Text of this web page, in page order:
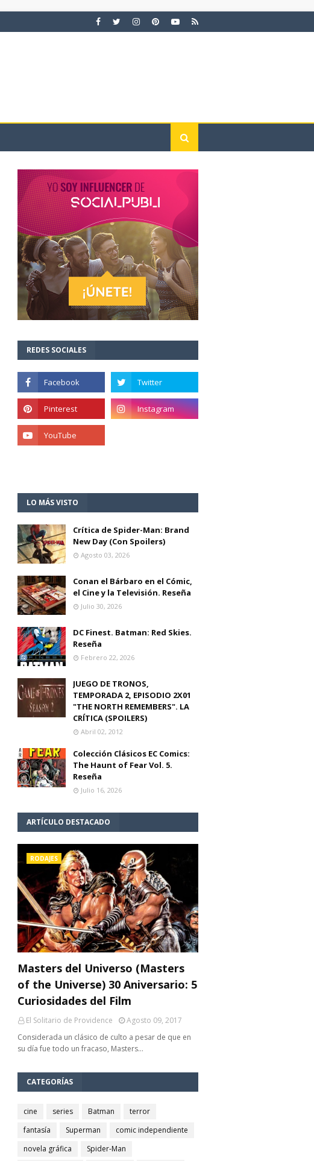
REDES SOCIALES
LO MÁS VISTO
Crítica de Spider-Man: Brand
New Day (Con Spoilers)
Agosto 03, 2026
Conan el Bárbaro en el Cómic,
el Cine y la Televisión. Reseña
Julio 30, 2026
DC Finest. Batman: Red Skies.
Reseña
Febrero 22, 2026
JUEGO DE TRONOS,
TEMPORADA 2, EPISODIO 2X01
"THE NORTH REMEMBERS". LA
CRÍTICA (SPOILERS)
Abril 02, 2012
Colección Clásicos EC Comics:
The Haunt of Fear Vol. 5.
Reseña
Julio 16, 2026
ARTÍCULO DESTACADO
RODAJES
Masters del Universo (Masters
of the Universe) 30 Aniversario: 5
Curiosidades del Film
El Solitario de Providence
Agosto 09, 2017
Considerada un clásico de culto a pesar de que en
su día fue todo un fracaso, Masters…
CATEGORÍAS
cine series Batman
terror
fantasía
Superman
comic independiente
novela gráfica
Spider-Man